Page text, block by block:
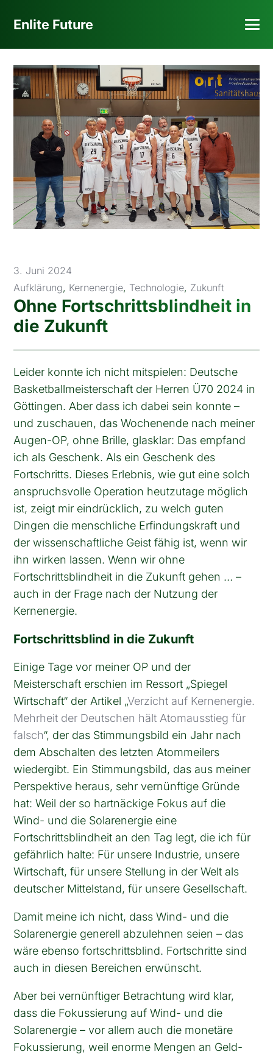
Enlite Future
3. Juni 2024
Aufklärung, Kernenergie, Technologie, Zukunft
Ohne Fortschrittsblindheit in
die Zukunft
Leider konnte ich nicht mitspielen: Deutsche
Basketballmeisterschaft der Herren Ü70 2024 in
Göttingen. Aber dass ich dabei sein konnte –
und zuschauen, das Wochenende nach meiner
Augen-OP, ohne Brille, glasklar: Das empfand
ich als Geschenk. Als ein Geschenk des
Fortschritts. Dieses Erlebnis, wie gut eine solch
anspruchsvolle Operation heutzutage möglich
ist, zeigt mir eindrücklich, zu welch guten
Dingen die menschliche Erfindungskraft und
der wissenschaftliche Geist fähig ist, wenn wir
ihn wirken lassen. Wenn wir ohne
Fortschrittsblindheit in die Zukunft gehen … –
auch in der Frage nach der Nutzung der
Kernenergie.
Fortschrittsblind in die Zukunft
Einige Tage vor meiner OP und der
Meisterschaft erschien im Ressort „Spiegel
Wirtschaft“ der Artikel „Verzicht auf Kernenergie.
Mehrheit der Deutschen hält Atomausstieg für
falsch“, der das Stimmungsbild ein Jahr nach
dem Abschalten des letzten Atommeilers
wiedergibt. Ein Stimmungsbild, das aus meiner
Perspektive heraus, sehr vernünftige Gründe
hat: Weil der so hartnäckige Fokus auf die
Wind- und die Solarenergie eine
Fortschrittsblindheit an den Tag legt, die ich für
gefährlich halte: Für unsere Industrie, unsere
Wirtschaft, für unsere Stellung in der Welt als
deutscher Mittelstand, für unsere Gesellschaft.
Damit meine ich nicht, dass Wind- und die
Solarenergie generell abzulehnen seien – das
wäre ebenso fortschrittsblind. Fortschritte sind
auch in diesen Bereichen erwünscht.
Aber bei vernünftiger Betrachtung wird klar,
dass die Fokussierung auf Wind- und die
Solarenergie – vor allem auch die monetäre
Fokussierung, weil enorme Mengen an Geld-